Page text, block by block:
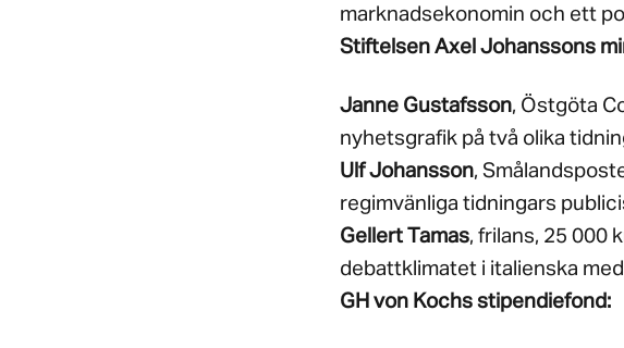
marknadsekonomin och ett
Stiftelsen Axel Johanssons
Janne Gustafsson, Östgöta
nyhetsgrafik på två olika
Ulf Johansson,
regimvänliga tidningars
Gellert Tamas, frilans, 25 000
debattklimatet i italienska
GH von Kochs stipendiefond: